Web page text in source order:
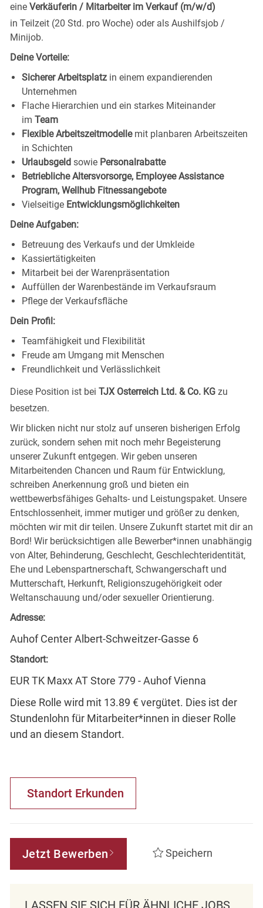
eine Verkäuferin / Mitarbeiter im Verkauf (m/w/d)
in Teilzeit (20 Std. pro Woche) oder als Aushilfsjob /
Minijob.
Deine Vorteile:
Sicherer Arbeitsplatz in einem expandierenden
Unternehmen
Flache Hierarchien und ein starkes Miteinander
im Team
Flexible Arbeitszeitmodelle mit planbaren Arbeitszeiten
in Schichten
Urlaubsgeld sowie Personalrabatte
Betriebliche Altersvorsorge, Employee Assistance
Program, Wellhub Fitnessangebote
Vielseitige Entwicklungsmöglichkeiten
Deine Aufgaben:
Betreuung des Verkaufs und der Umkleide
Kassiertätigkeiten
Mitarbeit bei der Warenpräsentation
Auffüllen der Warenbestände im Verkaufsraum
Pflege der Verkaufsfläche
Dein Profil:
Teamfähigkeit und Flexibilität
Freude am Umgang mit Menschen
Freundlichkeit und Verlässlichkeit
Diese Position ist bei TJX Osterreich Ltd. & Co. KG zu
besetzen.
Wir blicken nicht nur stolz auf unseren bisherigen Erfolg
zurück, sondern sehen mit noch mehr Begeisterung
unserer Zukunft entgegen. Wir geben unseren
Mitarbeitenden Chancen und Raum für Entwicklung,
schreiben Anerkennung groß und bieten ein
wettbewerbsfähiges Gehalts- und Leistungspaket. Unsere
Entschlossenheit, immer mutiger und größer zu denken,
möchten wir mit dir teilen. Unsere Zukunft startet mit dir an
Bord! Wir berücksichtigen alle Bewerber*innen unabhängig
von Alter, Behinderung, Geschlecht, Geschlechteridentität,
Ehe und Lebenspartnerschaft, Schwangerschaft und
Mutterschaft, Herkunft, Religionszugehörigkeit oder
Weltanschauung und/oder sexueller Orientierung.
Adresse:
Auhof Center Albert-Schweitzer-Gasse 6
Standort:
EUR TK Maxx AT Store 779 - Auhof Vienna
Diese Rolle wird mit 13.89 € vergütet. Dies ist der
Stundenlohn für Mitarbeiter*innen in dieser Rolle
und an diesem Standort.
Standort Erkunden
Jetzt Bewerben Speichern
LASSEN SIE SICH FÜR ÄHNLICHE JOBS